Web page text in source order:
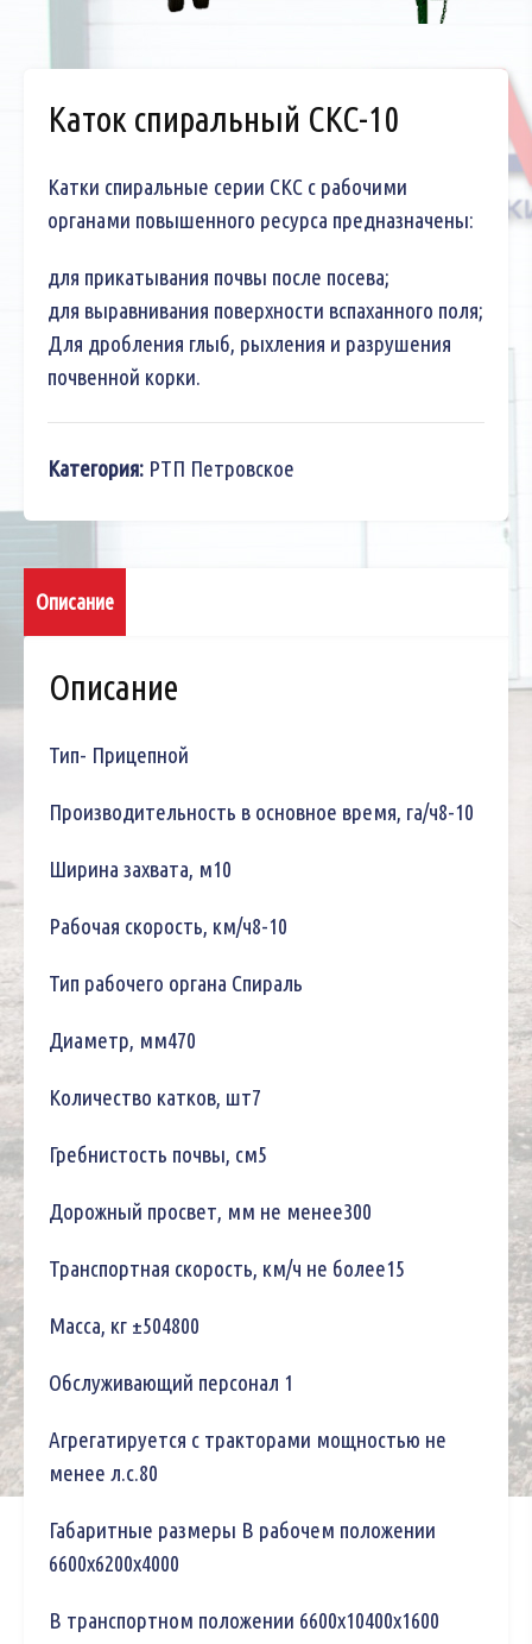
Каток спиральный СКС-10
Катки спиральные серии СКС с рабочими
органами повышенного ресурса предназначены:
для прикатывания почвы после посева;
для выравнивания поверхности вспаханного поля;
Для дробления глыб, рыхления и разрушения
почвенной корки.
Категория: РТП Петровское
Описание
Описание
Тип- Прицепной
Производительность в основное время, га/ч8-10
Ширина захвата, м10
Рабочая скорость, км/ч8-10
Тип рабочего органа Спираль
Диаметр, мм470
Количество катков, шт7
Гребнистость почвы, см5
Дорожный просвет, мм не менее300
Транспортная скорость, км/ч не более15
Масса, кг ±504800
Обслуживающий персонал 1
Агрегатируется с тракторами мощностью не
менее л.с.80
Габаритные размеры В рабочем положении
6600x6200x4000
В транспортном положении 6600x10400x1600